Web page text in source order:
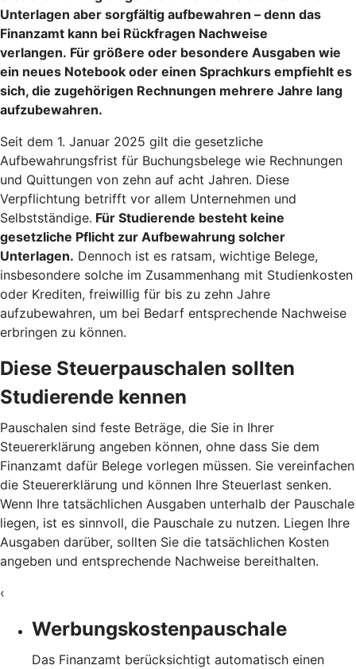
Unterlagen aber sorgfältig aufbewahren – denn das
Finanzamt kann bei Rückfragen Nachweise
verlangen. Für größere oder besondere Ausgaben wie
ein neues Notebook oder einen Sprachkurs empfiehlt es
sich, die zugehörigen Rechnungen mehrere Jahre lang
aufzubewahren.
Seit dem 1. Januar 2025 gilt die gesetzliche
Aufbewahrungsfrist für Buchungsbelege wie Rechnungen
und Quittungen von zehn auf acht Jahren. Diese
Verpflichtung betrifft vor allem Unternehmen und
Selbstständige. Für Studierende besteht keine
gesetzliche Pflicht zur Aufbewahrung solcher
Unterlagen. Dennoch ist es ratsam, wichtige Belege,
insbesondere solche im Zusammenhang mit Studienkosten
oder Krediten, freiwillig für bis zu zehn Jahre
aufzubewahren, um bei Bedarf entsprechende Nachweise
erbringen zu können.
Diese Steuerpauschalen sollten
Studierende kennen
Pauschalen sind feste Beträge, die Sie in Ihrer
Steuererklärung angeben können, ohne dass Sie dem
Finanzamt dafür Belege vorlegen müssen. Sie vereinfachen
die Steuererklärung und können Ihre Steuerlast senken.
Wenn Ihre tatsächlichen Ausgaben unterhalb der Pauschale
liegen, ist es sinnvoll, die Pauschale zu nutzen. Liegen Ihre
Ausgaben darüber, sollten Sie die tatsächlichen Kosten
angeben und entsprechende Nachweise bereithalten.
‹
Werbungskostenpauschale
Das Finanzamt berücksichtigt automatisch einen